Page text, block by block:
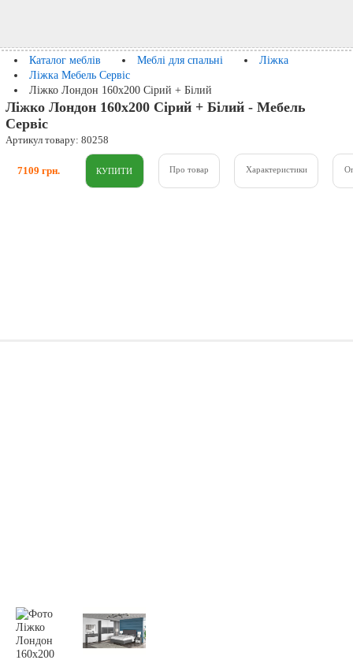
Каталог меблів Меблі для спальні
Ліжка
Ліжка Мебель Сервіс
Ліжко Лондон 160х200 Сірий + Білий
Ліжко Лондон 160х200 Сірий + Білий - Мебель
Сервіс
Артикул товару: 80258
7109 грн. Про товар Характеристики